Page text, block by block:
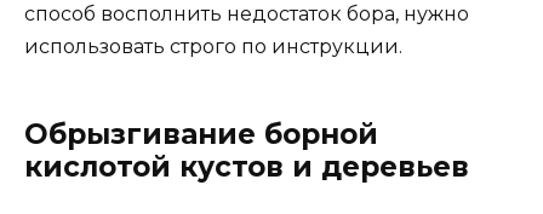
способ восполнить недостаток бора, нужно
использовать строго по инструкции.
Обрызгивание борной
кислотой кустов и деревьев